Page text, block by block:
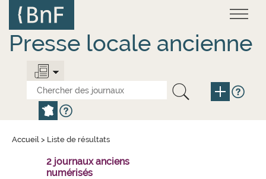
contenu
principal
Presse locale ancienne
Accueil > Liste de résultats
2 journaux anciens
numérisés
Panneau de gestion des cookies